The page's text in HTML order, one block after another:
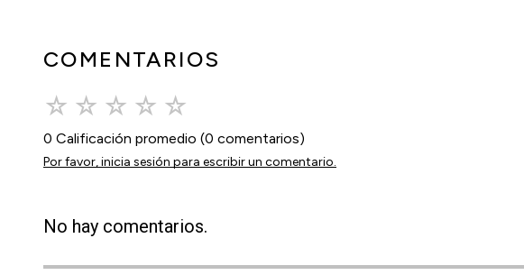
COMENTARIOS
☆ ☆ ☆ ☆ ☆
0 Calificación promedio (0 comentarios)
Por favor, inicia sesión para escribir un comentario.
No hay comentarios.